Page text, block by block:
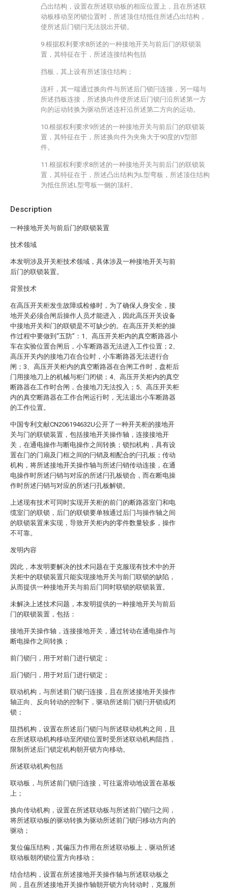
Description
一种接地开关与前后门的联锁装置
技术领域
本发明涉及开关柜技术领域，具体涉及一种接地开关与前
后门的联锁装置。
背景技术
在高压开关柜发生故障或检修时，为了确保人身安全，接
地开关必须合闸后操作人员才能进入，因此高压开关设备
中接地开关和门的联锁是不可缺少的。在高压开关柜的操
作过程中要做到“五防”：1、高压开关柜内的真空断路器小
车在实验位置合闸后，小车断路器无法进入工作位置；2、
高压开关内的接地刀在合位时，小车断路器无法进行合
闸；3、高压开关柜内的真空断路器在合闸工作时，盘柜后
门用接地刀上的机械与柜门闭锁；4、高压开关柜内的真空
断路器在工作时合闸，合接地刀无法投入；5、高压开关柜
内的真空断路器在工作合闸运行时，无法退出小车断路器
的工作位置。
中国专利文献CN206194632U公开了一种开关柜的接地开
关与门的联锁装置，包括接地开关操作轴，连接接地开
关，在通电操作与断电操作之间转换；锁扣机构，具有设
置在门的门扇及门框之间的闩销及相配合的闩孔板；传动
机构，将所述接地开关操作轴与所述闩销传动连接，在通
电操作时所述闩销与对应的所述闩孔板锁合，而在断电操
作时所述闩销与对应的所述闩孔板解锁。
上述现有技术可同时实现开关柜的前门的断路器室门和电
缆室门的联锁，后门的联锁要单独通过后门与操作轴之间
的联锁装置来实现，导致开关柜内的零件数量较多，操作
不可靠。
发明内容
因此，本发明要解决的技术问题在于克服现有技术中的开
关柜中的联锁装置只能实现接地开关与前门联锁的缺陷，
从而提供一种接地开关与前后门同时联锁的联锁装置。
未解决上述技术问题，本发明提供的一种接地开关与前后
门的联锁装置，包括：
接地开关操作轴，连接接地开关，通过转动在通电操作与
断电操作之间转换；
前门锁闩，用于对前门进行锁定；
后门锁闩，用于对后门进行锁定；
联动机构，与所述前门锁闩连接，且在所述接地开关操作
轴正向、反向转动的控制下，驱动所述前门锁闩开锁或闭
锁；
阻挡机构，设置在所述后门锁闩与所述联动机构之间，且
在所述联动机构移动至闭锁位置时受所述联动机构阻挡，
限制所述后门锁定机构朝开锁方向移动。
所述联动机构包括
联动板，与所述前门锁闩连接，可往返滑动地设置在基板
上；
换向传动机构，设置在所述联动板与所述前门锁闩之间，
将所述联动板的驱动转换为驱动所述前门锁闩移动方向的
驱动；
复位偏压结构，其偏压力作用在所述联动板上，驱动所述
联动板朝闭锁位置方向移动；
结合结构，设置在所述接地开关操作轴与所述联动板之
间，且在所述接地开关操作轴朝开锁方向转动时，克服所
凸出结构，设置在所述联动板的相应位置上，且在所述联
动板移动至闭锁位置时，所述顶住结抵住所述凸出结构，
使所述后门锁闩无法脱出开锁。
9.根据权利要求8所述的一种接地开关与前后门的联锁装
置，其特征在于，所述连接结构包括
挡板，其上设有所述顶住结构；
连杆，其一端通过换向件与所述后门锁闩连接，另一端与
所述挡板连接，所述换向件使所述后门锁闩沿所述第一方
向的运动转换为驱动所述连杆沿所述第二方向的运动。
10.根据权利要求9所述的一种接地开关与前后门的联锁装
置，其特征在于，所述换向件为夹角大于90度的V型部
件。
11.根据权利要求8所述的一种接地开关与前后门的联锁装
置，其特征在于，所述凸出结构为L型弯板，所述顶住结构
为抵住所述L型弯板一侧的顶杆。